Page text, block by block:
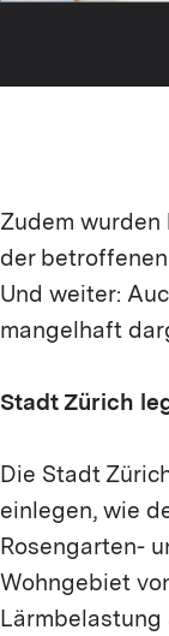
Zudem
der
Und weiter:
mangelhaft
Stadt Zürich
Die Stadt
einlegen, wie
Rosengarten-
Wohngebiet
Lärmbelastung